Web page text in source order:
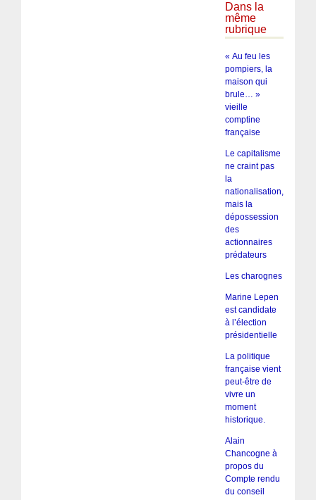
Dans la
même
rubrique
« Au feu les
pompiers, la
maison qui
brule… »
vieille
comptine
française
Le capitalisme
ne craint pas
la
nationalisation,
mais la
dépossession
des
actionnaires
prédateurs
Les charognes
Marine Lepen
est candidate
à l’élection
présidentielle
La politique
française vient
peut-être de
vivre un
moment
historique.
Alain
Chancogne à
propos du
Compte rendu
du conseil